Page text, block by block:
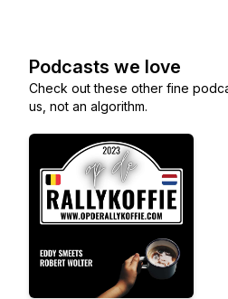
Podcasts we love
Check out these other fine
us, not an algorithm.